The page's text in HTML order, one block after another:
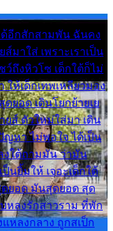
ด้อีกสักสามพัน ฉันคง
มาใส่ เพราะเราเป็น
ว์ถึงหิวโซ เด็กใต้ก็ไม่
ห้เด็กเทพเหลียวมอง
ยอด เดินโยกย้ายเย
ยส์ ตัวใหม่ใส่มา เดิน
หา ไม่พอใจ ได้เป็น
งใต้ถามมัน ว่ามัน
นยิ้มให้ เจอะเด็กใต้
ดยอด มันสุดยอด สุด
หลงรักสาวราม ที่พัก
หลงกลาง ถูกสเป็ก